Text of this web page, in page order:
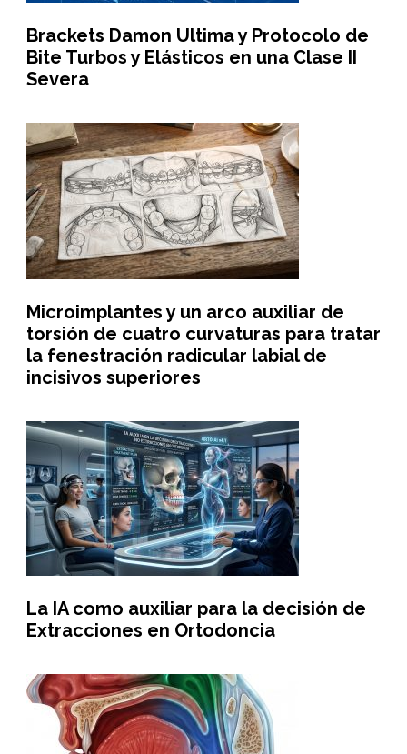
Brackets Damon Ultima y Protocolo de
Bite Turbos y Elásticos en una Clase II
Severa
Microimplantes y un arco auxiliar de
torsión de cuatro curvaturas para tratar
la fenestración radicular labial de
incisivos superiores
La IA como auxiliar para la decisión de
Extracciones en Ortodoncia